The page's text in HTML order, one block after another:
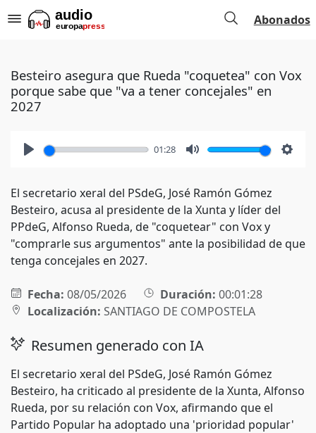
Abonados
Besteiro asegura que Rueda "coquetea" con Vox
porque sabe que "va a tener concejales" en
2027
01:28
El secretario xeral del PSdeG, José Ramón Gómez
Besteiro, acusa al presidente de la Xunta y líder del
PPdeG, Alfonso Rueda, de "coquetear" con Vox y
"comprarle sus argumentos" ante la posibilidad de que
tenga concejales en 2027.
Fecha: 08/05/2026 Duración: 00:01:28
Localización: SANTIAGO DE COMPOSTELA
Resumen generado con IA
El secretario xeral del PSdeG, José Ramón Gómez
Besteiro, ha criticado al presidente de la Xunta, Alfonso
Rueda, por su relación con Vox, afirmando que el
Partido Popular ha adoptado una 'prioridad popular'